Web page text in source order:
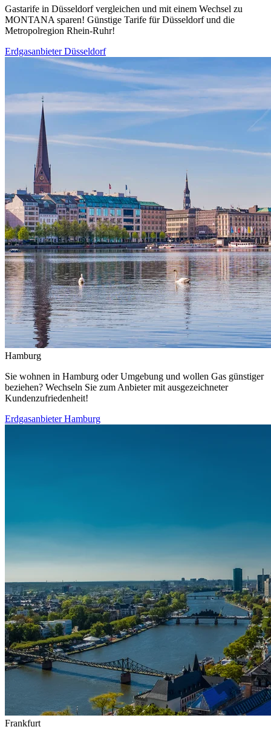
Gastarife in Düsseldorf vergleichen und mit einem Wechsel zu
MONTANA sparen! Günstige Tarife für Düsseldorf und die
Metropolregion Rhein-Ruhr!
Erdgasanbieter Düsseldorf
Hamburg
Sie wohnen in Hamburg oder Umgebung und wollen Gas günstiger
beziehen? Wechseln Sie zum Anbieter mit ausgezeichneter
Kundenzufriedenheit!
Erdgasanbieter Hamburg
Frankfurt